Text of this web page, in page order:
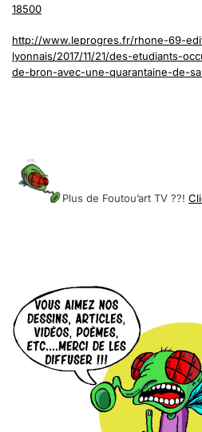
18500
http://www.leprogres.fr/rhone-69-
lyonnais/2017/11/21/des-etudiants-
de-bron-avec-une-quarantaine-de-
Plus de Foutou’art TV ??!